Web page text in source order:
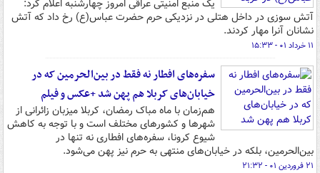
یک منبع امنیتی عراقی امروز چهارشنبه اعلام کرد:
آتش سوزی در داخل هتلی در نزدیکی حرم حضرت عباس(ع) رخ داد که آتش
نشانان آنرا مهار کردند.
۱۱ خرداد ۰۱ - ۱۵:۳۳
سفره‌های افطار نه فقط در بین‌الحرمین که در
خیابان‌های کربلا هم پهن شد +عکس و فیلم
هم‌زمان با ماه مباک رمضان، کربلا میزبان زائرانی از
شهرها و کشورهای مختلف است و با توجه به کاهش
شیوع کرونا، سفره‌های افطاری نه تنها در
بین‌الحرمین، بلکه در خیابان‌های منتهی به حرم نیز پهن می‌شود.
۲۱ فروردین ۰۱ - ۲۱:۳۲